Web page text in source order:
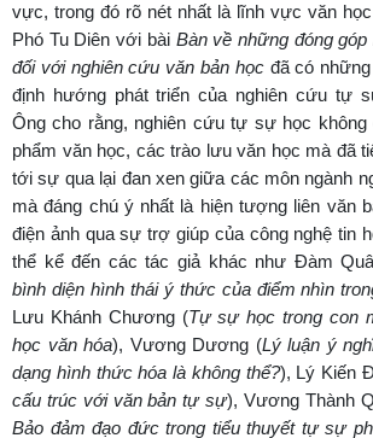
vực, trong đó rõ nét nhất là lĩnh vực văn
Phó Tu Diên với bài Bàn về những đóng
đối với nghiên cứu văn bản họcđã có
định hướng phát triển của nghiên cứu tự
Ông cho rằng, nghiên cứu tự sự học
phẩm văn học, các trào lưu văn học mà đã
tới sự qua lại đan xen giữa các môn ngành
mà đáng chú ý nhất là hiện tượng liên văn
điện ảnh qua sự trợ giúp của công nghệ tin
thể kể đến các tác giả khác như Đàm
bình diện hình thái ý thức của điểm nhìn
Lưu Khánh Chương (Tự sự học trong con
học văn hóa), Vương Dương (Lý luận ý
dạng hình thức hóa là không thể?), Lý Kiến
cấu trúc với văn bản tự sự), Vương Thành
Bảo đảm đạo đức trong tiểu thuyết tự sự